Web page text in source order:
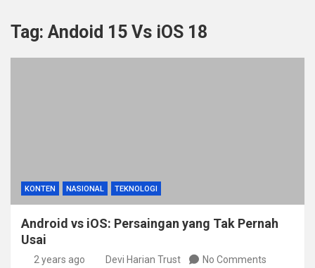
Tag: Andoid 15 Vs iOS 18
KONTEN NASIONAL TEKNOLOGI
Android vs iOS: Persaingan yang Tak Pernah
Usai
2 years ago Devi Harian Trust No Comments